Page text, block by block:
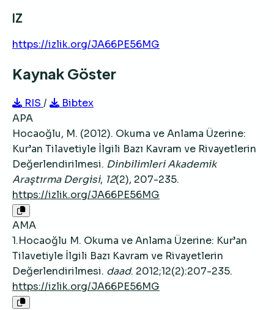
IZ
https://izlik.org/JA66PE56MG
Kaynak Göster
RIS /
Bibtex
APA
Hocaoğlu, M. (2012). Okuma ve Anlama Üzerine:
Kur’an Tilavetiyle İlgili Bazı Kavram ve Rivayetlerin
Değerlendirilmesi. Dinbilimleri Akademik
Araştırma Dergisi, 12(2), 207-235.
https://izlik.org/JA66PE56MG
AMA
1.Hocaoğlu M. Okuma ve Anlama Üzerine: Kur’an
Tilavetiyle İlgili Bazı Kavram ve Rivayetlerin
Değerlendirilmesi. daad. 2012;12(2):207-235.
https://izlik.org/JA66PE56MG